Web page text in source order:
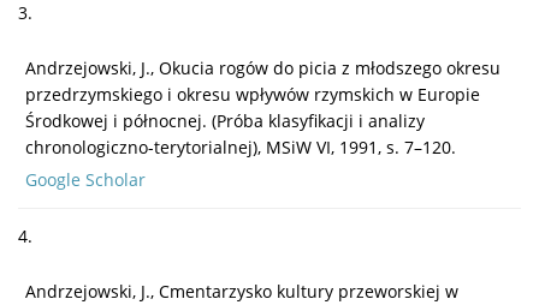
3.
Andrzejowski, J., Okucia rogów do picia z młodszego okresu
przedrzymskiego i okresu wpływów rzymskich w Europie
Środkowej i północnej. (Próba klasyfikacji i analizy
chronologiczno-terytorialnej), MSiW VI, 1991, s. 7–120.
Google Scholar
4.
Andrzejowski, J., Cmentarzysko kultury przeworskiej w